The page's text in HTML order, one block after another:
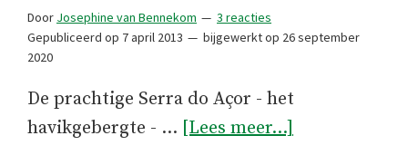
Door Josephine van Bennekom
3 reacties
Gepubliceerd op 7 april 2013 bijgewerkt op 26 september
2020
De prachtige Serra do Açor - het
havikgebergte - … [Lees meer...]